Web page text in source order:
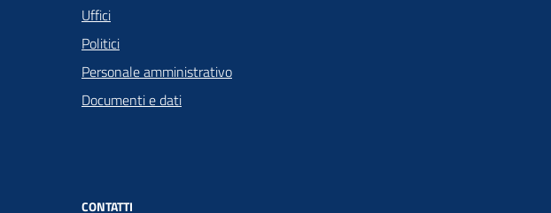
Uffici
Politici
Personale amministrativo
Documenti e dati
CONTATTI